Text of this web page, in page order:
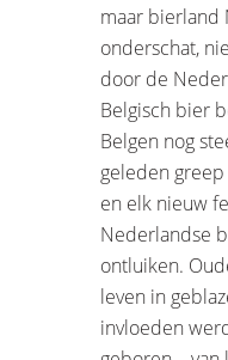
maar bierland
onderschat,
door de
Belgisch bier
Belgen nog
geleden
en elk nieuw
Nederlandse
ontluiken.
leven in
invloeden